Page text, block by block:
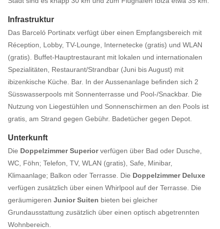
Infrastruktur
Das Barceló Portinatx verfügt über einen Empfangsbereich mit
Réception, Lobby, TV-Lounge, Internetecke (gratis) und WLAN
(gratis). Buffet-Hauptrestaurant mit lokalen und internationalen
Spezialitäten, Restaurant/Strandbar (Juni bis August) mit
ibizenkische Küche. Bar. In der Aussenanlage befinden sich 2
Süsswasserpools mit Sonnenterrasse und Pool-/Snackbar. Die
Nutzung von Liegestühlen und Sonnenschirmen an den Pools ist
gratis, am Strand gegen Gebühr. Badetücher gegen Depot.
Unterkunft
Die Doppelzimmer Superiorverfügen über Bad oder Dusche,
WC, Föhn; Telefon, TV, WLAN (gratis), Safe, Minibar,
Klimaanlage; Balkon oder Terrasse. Die Doppelzimmer Deluxe
verfügen zusätzlich über einen Whirlpool auf der Terrasse. Die
geräumigeren Junior Suiten bieten bei gleicher
Grundausstattung zusätzlich über einen optisch abgetrennten
Wohnbereich.